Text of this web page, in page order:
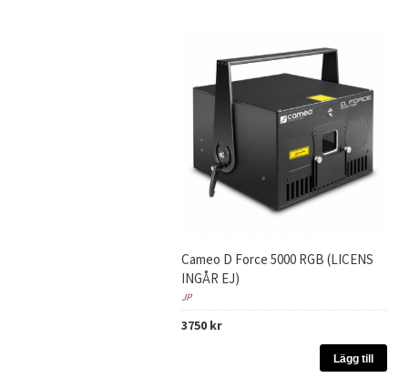
Cameo D Force 5000 RGB (LICENS
INGÅR EJ)
JP
3750 kr
Lägg till